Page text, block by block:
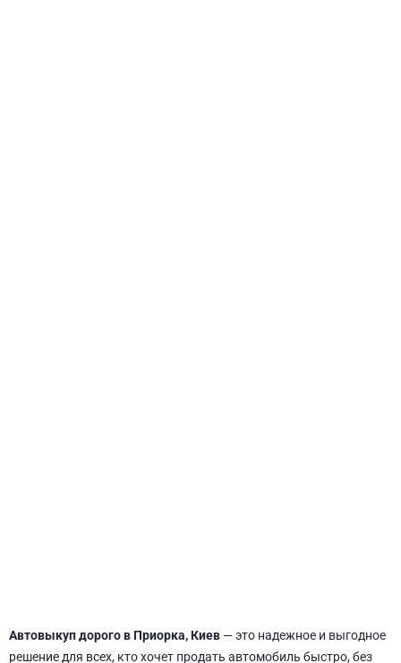
Автовыкуп дорого в Приорка, Киев — это надежное и выгодное
решение для всех, кто хочет продать автомобиль быстро, без